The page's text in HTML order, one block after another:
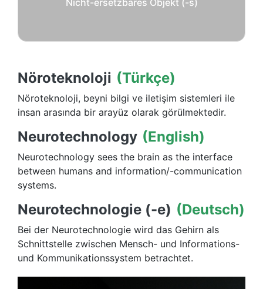
Nöroteknoloji (Türkçe)
Nöroteknoloji, beyni bilgi ve iletişim sistemleri ile
insan arasında bir arayüz olarak görülmektedir.
Neurotechnology (English)
Neurotechnology sees the brain as the interface
between humans and information/-communication
systems.
Neurotechnologie (-e) (Deutsch)
Bei der Neurotechnologie wird das Gehirn als
Schnittstelle zwischen Mensch- und Informations-
und Kommunikationssystem betrachtet.